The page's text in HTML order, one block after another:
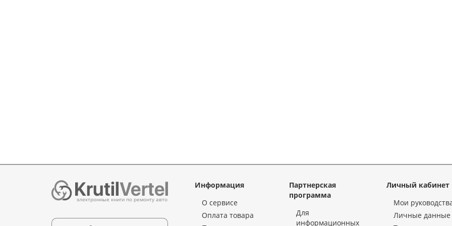
электронные книги по ремонту авто
Информация
О сервисе
Оплата товара
Партнерская
программа
Для
информационных
Личный кабинет
Мои
Личные данные